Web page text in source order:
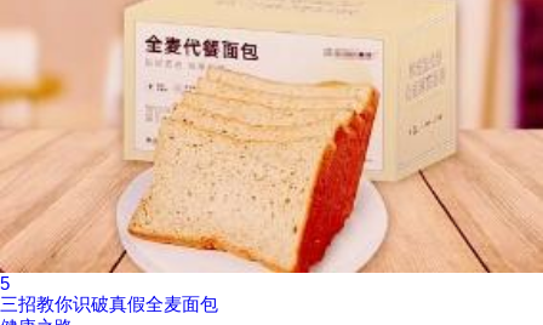
5
三招教你识破真假全麦面包